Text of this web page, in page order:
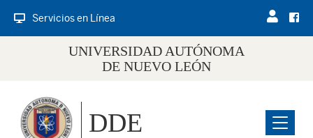
Servicios en Línea
UNIVERSIDAD AUTÓNOMA
DE NUEVO LEÓN
Menu
DDE